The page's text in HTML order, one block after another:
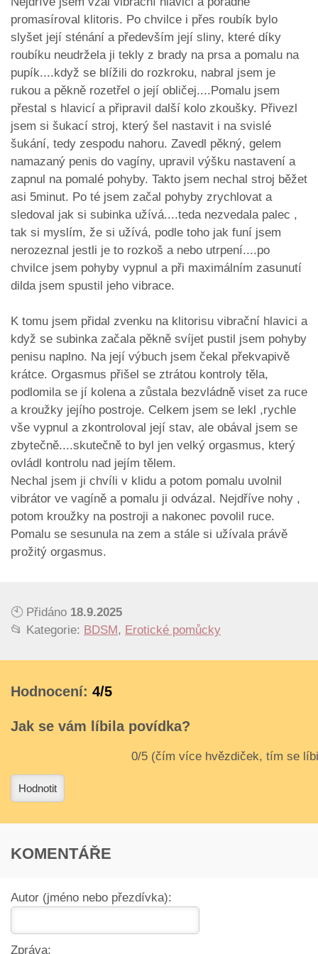
promasíroval klitoris. Po chvilce i přes roubík bylo
slyšet její sténání a především její sliny, které díky
roubíku neudržela ji tekly z brady na prsa a pomalu na
pupík....když se blížili do rozkroku, nabral jsem je
rukou a pěkně rozetřel o její obličej....Pomalu jsem
přestal s hlavicí a připravil další kolo zkoušky. Přivezl
jsem si šukací stroj, který šel nastavit i na svislé
šukání, tedy zespodu nahoru. Zavedl pěkný, gelem
namazaný penis do vagíny, upravil výšku nastavení a
zapnul na pomalé pohyby. Takto jsem nechal stroj běžet
asi 5minut. Po té jsem začal pohyby zrychlovat a
sledoval jak si subinka užívá....teda nezvedala palec ,
tak si myslím, že si užívá, podle toho jak funí jsem
nerozeznal jestli je to rozkoš a nebo utrpení....po
chvilce jsem pohyby vypnul a při maximálním zasunutí
dilda jsem spustil jeho vibrace.
K tomu jsem přidal zvenku na klitorisu vibrační hlavici a
když se subinka začala pěkně svíjet pustil jsem pohyby
penisu naplno. Na její výbuch jsem čekal překvapivě
krátce. Orgasmus přišel se ztrátou kontroly těla,
podlomila se jí kolena a zůstala bezvládně viset za ruce
a kroužky jejího postroje. Celkem jsem se lekl ,rychle
vše vypnul a zkontroloval její stav, ale obával jsem se
zbytečně....skutečně to byl jen velký orgasmus, který
ovládl kontrolu nad jejím tělem.
Nechal jsem ji chvíli v klidu a potom pomalu uvolnil
vibrátor ve vagíně a pomalu ji odvázal. Nejdříve nohy ,
potom kroužky na postroji a nakonec povolil ruce.
Pomalu se sesunula na zem a stále si užívala právě
prožitý orgasmus.
🕙 Přidáno 18.9.2025
📂 Kategorie: BDSM, Erotické pomůcky
Hodnocení: 4/5
Jak se vám líbila povídka?
Hodnotit
KOMENTÁŘE
Autor (jméno nebo přezdívka):
Zpráva: